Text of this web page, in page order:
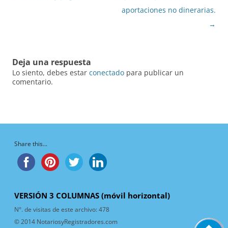
aportaciones no dinerarias.
→
Deja una respuesta
Lo siento, debes estar conectado para publicar un
comentario.
Share this...
VERSIÓN 3 COLUMNAS (móvil horizontal)
N°. de visitas de este archivo:478
© 2014 NotariosyRegistradores.com